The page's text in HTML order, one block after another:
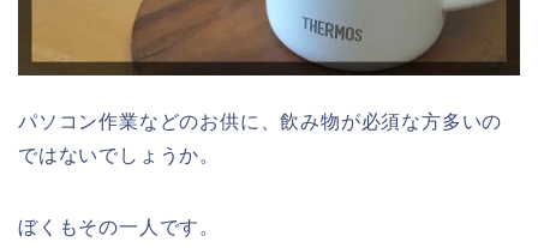
パソコン作業などのお供に、飲み物が必須な方多いの
ではないでしょうか。
ぼくもその一人です。